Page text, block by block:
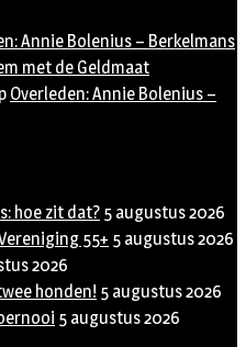
Annie Bolenius – Berkelmans
met de Geldmaat
Overleden: Annie Bolenius –
hoe zit dat? 5 augustus 2026
55+ 5 augustus 2026
2026
honden! 5 augustus 2026
5 augustus 2026